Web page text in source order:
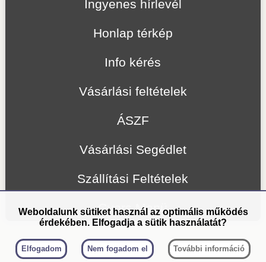
Ingyenes hírlevél
Honlap térkép
Info kérés
Vásárlási feltételek
ÁSZF
Vásárlási Segédlet
Szállítási Feltételek
Gyors Menü
Weboldalunk sütiket használ az optimális működés
érdekében. Elfogadja a sütik használatát?
Elfogadom Nem fogadom el További információ